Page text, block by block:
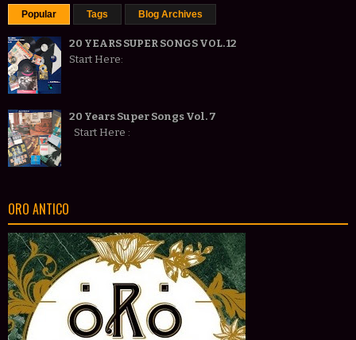
Popular Tags Blog Archives
20 YEARS SUPER SONGS VOL. 12
Start Here:
20 Years Super Songs Vol. 7
Start Here :
ORO ANTICO